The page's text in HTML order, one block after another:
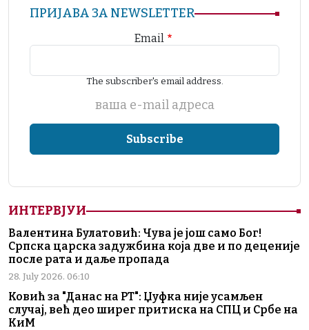
ПРИЈАВА ЗА NEWSLETTER
Email
The subscriber's email address.
ваша е-mail адреса
ИНТЕРВЈУИ
Валентина Булатовић: Чува је још само Бог!
Српска царска задужбина која две и по деценије
после рата и даље пропада
28. July 2026. 06:10
Ковић за "Данас на РТ": Џуфка није усамљен
случај, већ део ширег притиска на СПЦ и Србе на
КиМ